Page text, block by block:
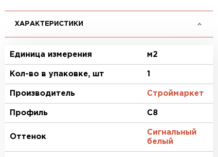
ХАРАКТЕРИСТИКИ
Единица измерения м2
Кол-во в упаковке, шт 1
Производитель Строймаркет
Профиль C8
Оттенок
Сигнальный
белый